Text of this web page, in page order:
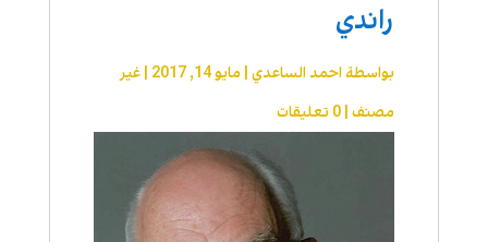
راندي
بواسطةاحمد الساعدي| مايو 14, 2017
غير
مصنف| 0 تعليقات